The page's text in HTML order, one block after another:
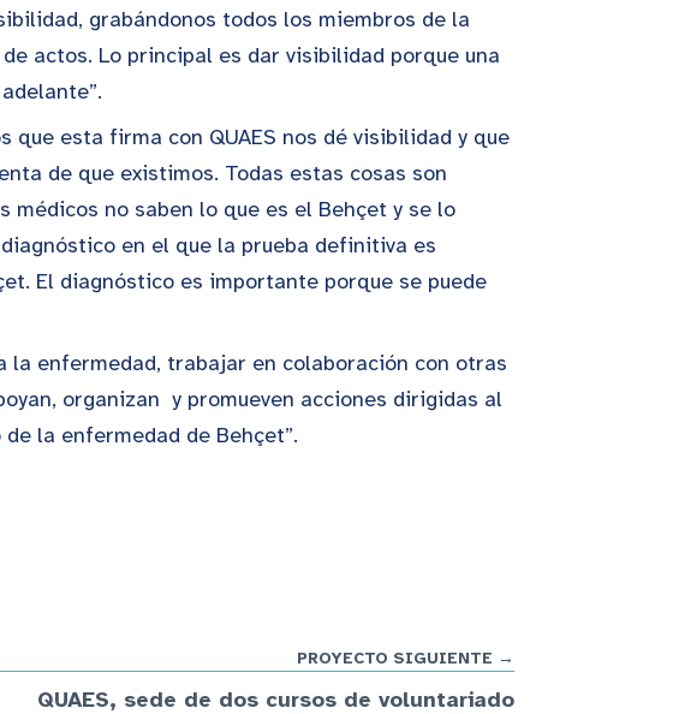
grabándonos todos los miembros de la
actos. Lo principal es dar visibilidad porque una
que esta firma con QUAES nos dé visibilidad y que
de que existimos. Todas estas cosas son
no saben lo que es el Behçet y se lo
en el que la prueba definitiva es
El diagnóstico es importante porque se puede
la enfermedad, trabajar en colaboración con otras
organizan y promueven acciones dirigidas al
la enfermedad de Behçet”.
PROYECTO SIGUIENTE →
QUAES, sede de dos cursos de voluntariado